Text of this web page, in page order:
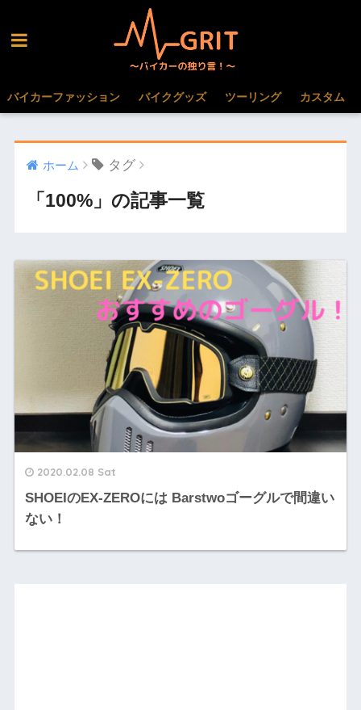
バイカーファッション バイクグッズ ツーリング カスタム
ホーム タグ
「100%」の記事一覧
2020.02.08 Sat
SHOEIのEX-ZEROには Barstwoゴーグルで間違い
ない！